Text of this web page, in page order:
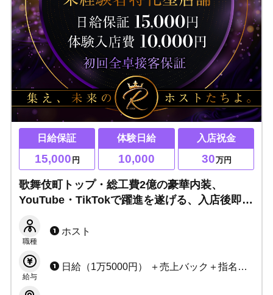
日給保証
15,000 円
体験日給
10,000
入店祝金
30万円
歌舞伎町トップ・総工費2億の豪華内装、
YouTube・TikTokで躍進を遂げる、入店後即知
職種
ホスト
給与
日給（1万5000円） ＋売上バック＋指名バック＋同伴バック＋初回バック＋ヘルプ指名バック＋シャンパンバック ◆各種賞金あり ◆毎月ボーナスあり ◆キャンペーンあり